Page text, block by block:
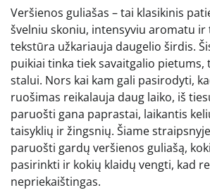
Veršienos guliašas – tai klasikinis
švelniu skoniu, intensyviu aromatu
tekstūra užkariauja daugelio širdis.
puikiai tinka tiek savaitgalio pietums,
stalui. Nors kai kam gali pasirodyti,
ruošimas reikalauja daug laiko, iš
paruošti gana paprastai, laikantis
taisyklių ir žingsnių. Šiame
paruošti gardų veršienos guliašą,
pasirinkti ir kokių klaidų vengti, kad
nepriekaištingas.